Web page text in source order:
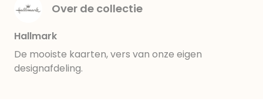
Over de collectie
Hallmark
De mooiste kaarten, vers van onze eigen
designafdeling.